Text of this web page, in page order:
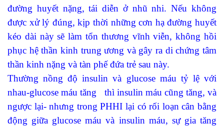
đường huyết nặng, tái diễn ở nhũ nhi. Nếu không
được xử lý đúng, kịp thời những cơn hạ đường huyết
kéo dài này sẽ làm tổn thương vĩnh viễn, không hồi
phục hệ thần kinh trung ương và gây ra di chứng tâm
thần kinh nặng và tàn phế đứa trẻ sau này.
Thường nồng độ insulin và glucose máu tỷ lệ với
nhau-glucose máu tăng thì insulin máu cũng tăng, và
ngược lại- nhưng trong PHHI lại có rối loạn cân bằng
động giữa glucose máu và insulin máu, sự gia tăng